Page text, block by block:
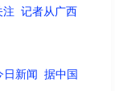
注 记者从广西
日新闻 据中国